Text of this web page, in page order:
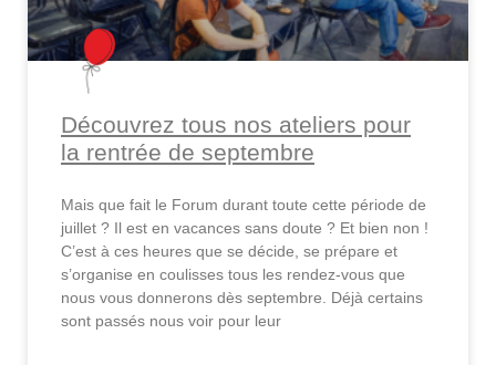
Découvrez tous nos ateliers pour
la rentrée de septembre
Mais que fait le Forum durant toute cette période de
juillet ? Il est en vacances sans doute ? Et bien non !
C’est à ces heures que se décide, se prépare et
s’organise en coulisses tous les rendez-vous que
nous vous donnerons dès septembre. Déjà certains
sont passés nous voir pour leur